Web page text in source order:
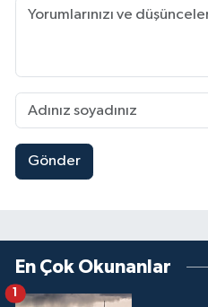
Gönder
En Çok Okunanlar
1